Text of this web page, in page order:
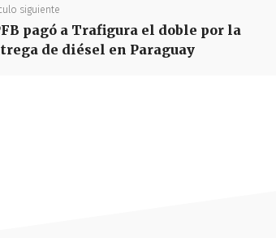
siguiente
pagó a Trafigura el doble por la
de diésel en Paraguay